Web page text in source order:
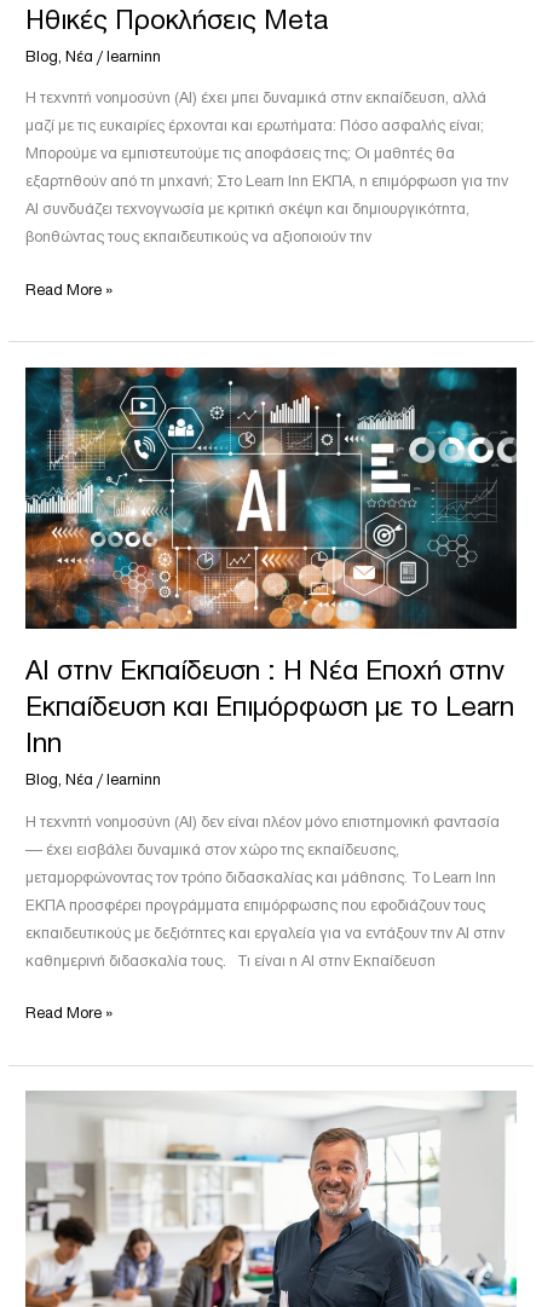
Ηθικές Προκλήσεις Meta
Blog ,Νέα /learninn
Η τεχνητή νοημοσύνη (AI) έχει μπει δυναμικά στην εκπαίδευση, αλλά
μαζί με τις ευκαιρίες έρχονται και ερωτήματα: Πόσο ασφαλής είναι;
Μπορούμε να εμπιστευτούμε τις αποφάσεις της; Οι μαθητές θα
εξαρτηθούν από τη μηχανή; Στο Learn Inn ΕΚΠΑ, η επιμόρφωση για την
AI συνδυάζει τεχνογνωσία με κριτική σκέψη και δημιουργικότητα,
βοηθώντας τους εκπαιδευτικούς να αξιοποιούν την
Read More »
AI στην Εκπαίδευση : Η Νέα Εποχή στην
Εκπαίδευση και Επιμόρφωση με το Learn
Inn
Blog,Νέα /learninn
Η τεχνητή νοημοσύνη (AI) δεν είναι πλέον μόνο επιστημονική φαντασία
— έχει εισβάλει δυναμικά στον χώρο της εκπαίδευσης,
μεταμορφώνοντας τον τρόπο διδασκαλίας και μάθησης. Το Learn Inn
ΕΚΠΑ προσφέρει προγράμματα επιμόρφωσης που εφοδιάζουν τους
εκπαιδευτικούς με δεξιότητες και εργαλεία για να εντάξουν την AI στην
καθημερινή διδασκαλία τους. Τι είναι η AI στην Εκπαίδευση
AI
στην
Εκπαίδευση
:
Η
Νέα
Εποχή
στην
Εκπαίδευση
και
Επιμόρφωση
με
το
Learn
Read More »
2026:
Πλήρης
Οδηγός
ΠΕ,
ΕΕΠ